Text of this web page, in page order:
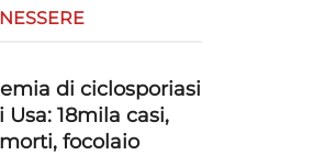
di ciclosporiasi
Usa: 18mila casi,
focolaio